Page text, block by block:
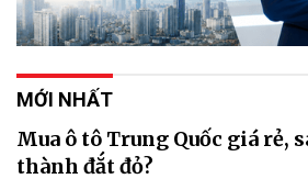
MỚI NHẤT
Mua ô tô Trung Quốc giá rẻ,
thành đắt đỏ?